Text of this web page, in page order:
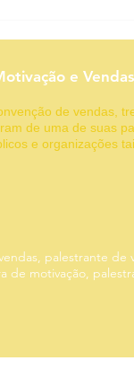
significativa.e Vendas
de vendas,
de uma de suas
e organizações
palestrante de
motivação,